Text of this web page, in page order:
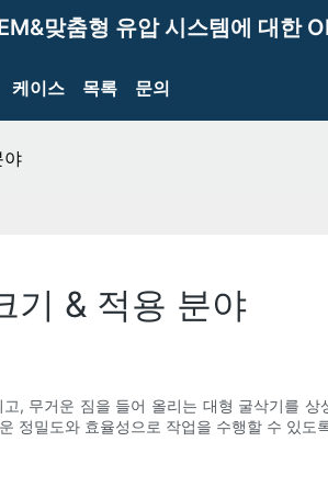
맞춤형 유압 시스템에 대한
케이스 목록 문의
야
기 & 적용 분야
, 무거운 짐을 들어 올리는 대형 굴삭기를
정밀도와 효율성으로 작업을 수행할 수 있도